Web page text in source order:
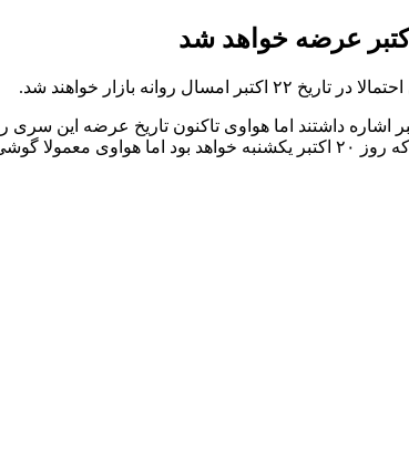
عرضه سری نوا ۱۳ در اواسط ماه اکتبر اشاره داشتند اما هواوی